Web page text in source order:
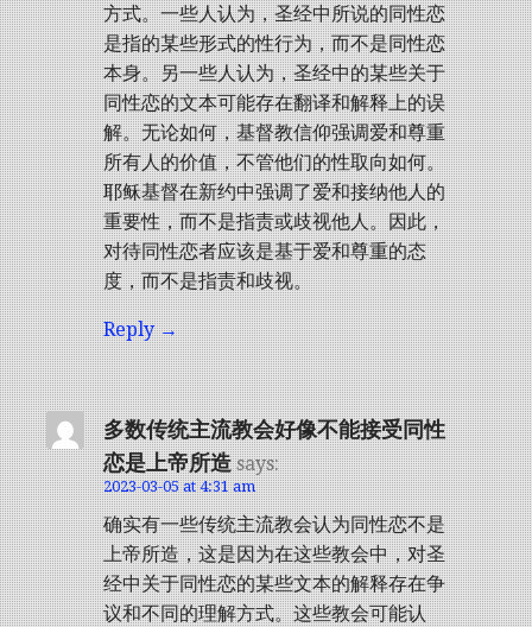
方式。一些人认为，圣经中所说的同性恋
是指的某些形式的性行为，而不是同性恋
本身。另一些人认为，圣经中的某些关于
同性恋的文本可能存在翻译和解释上的误
解。无论如何，基督教信仰强调爱和尊重
所有人的价值，不管他们的性取向如何。
耶稣基督在新约中强调了爱和接纳他人的
重要性，而不是指责或歧视他人。因此，
对待同性恋者应该是基于爱和尊重的态
度，而不是指责和歧视。
Reply
多数传统主流教会好像不能接受同性
恋是上帝所造 says:
2023-03-05 at 4:31 am
确实有一些传统主流教会认为同性恋不是
上帝所造，这是因为在这些教会中，对圣
经中关于同性恋的某些文本的解释存在争
议和不同的理解方式。这些教会可能认